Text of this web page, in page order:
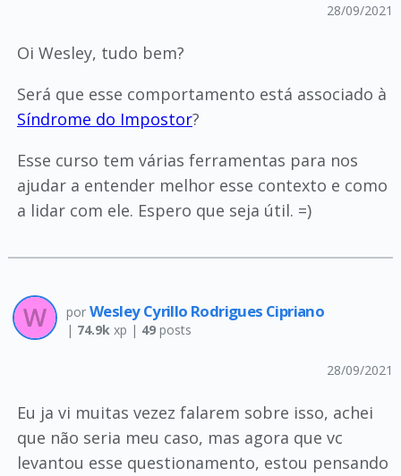
28/09/2021
Oi Wesley, tudo bem?
Será que esse comportamento está associado à
Síndrome do Impostor?
Esse curso tem várias ferramentas para nos
ajudar a entender melhor esse contexto e como
a lidar com ele. Espero que seja útil. =)
por Wesley Cyrillo Rodrigues Cipriano
| 74.9kxp | 49posts
28/09/2021
Eu ja vi muitas vezez falarem sobre isso, achei
que não seria meu caso, mas agora que vc
levantou esse questionamento, estou pensando